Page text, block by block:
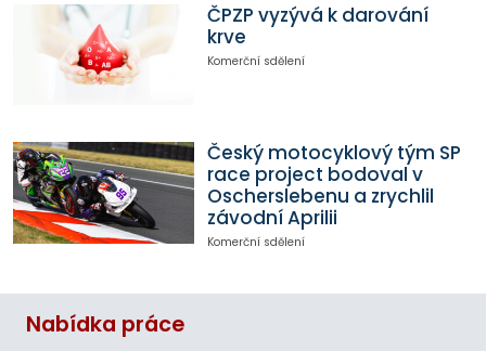
ČPZP vyzývá k darování
krve
Komerční sdělení
Český motocyklový tým SP
race project bodoval v
Oscherslebenu a zrychlil
závodní Aprilii
Komerční sdělení
Nabídka práce